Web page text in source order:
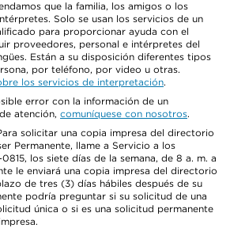
que la familia, los amigos o los
Solo se usan los servicios de un
para proporcionar ayuda con el
proveedores, personal e intérpretes del
Están a su disposición diferentes tipos
por teléfono, por video u otras.
los servicios de interpretación.
error con la información de un
atención, comuníquese con nosotros.
solicitar una copia impresa del directorio
Permanente, llame a Servicio a los
los siete días de la semana, de 8 a. m. a
le enviará una copia impresa del directorio
de tres (3) días hábiles después de su
podría preguntar si su solicitud de una
única o si es una solicitud permanente